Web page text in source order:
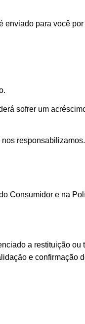
enviado para você
sofrer um
responsabilizamos.
Consumidor e na
a restituição ou
e confirmação